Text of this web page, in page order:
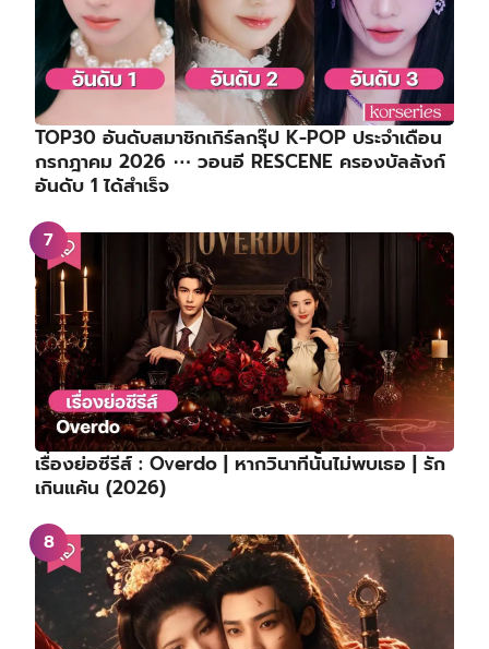
TOP30 อันดับสมาชิกเกิร์ลกรุ๊ป K-POP ประจำเดือน
กรกฎาคม 2026 ⋯ วอนอี RESCENE ครองบัลลังก์
อันดับ 1 ได้สำเร็จ
เรื่องย่อซีรีส์ : Overdo | หากวินาทีนั้นไม่พบเธอ | รัก
เกินแค้น (2026)